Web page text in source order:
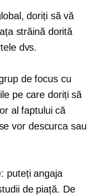
doriți să vă
străină dorită
dvs.
de focus cu
pe care doriți să
al faptului că
vor descurca sau
puteți angaja
de piață. De